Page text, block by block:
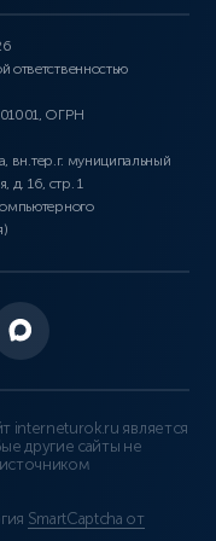
ОГРН
вн.тер.г. муниципальный
д. 16, стр. 1
interneturok.ru является
другие сайты не
SmartCaptcha от